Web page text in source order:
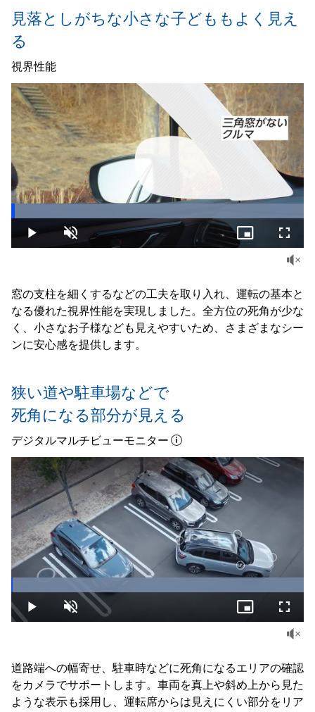
見落としがちな小さな子どもも よく見え
る
視界性能
窓の支柱を細くするなどの工夫を取り入れ、運転の基本と
なる優れた視界性能を実現しました。全方位の死角が少な
く、小さなお子様なども見えやすいため、さまざまなシー
ンに安心感を提供します。
Play Unmute
100.00%
Picture-
in-
狭い道や駐車場などで
死角になる部分が見える
デジタルマルチビューモニター
道路端への幅寄せ、駐車時などに死角になるエリアの確認
をカメラでサポートします。車両を真上や斜め上から見た
ような表示も採用し、運転席からは見えにくい部分をリア
Play Unmute
100.00%
Picture-
in-